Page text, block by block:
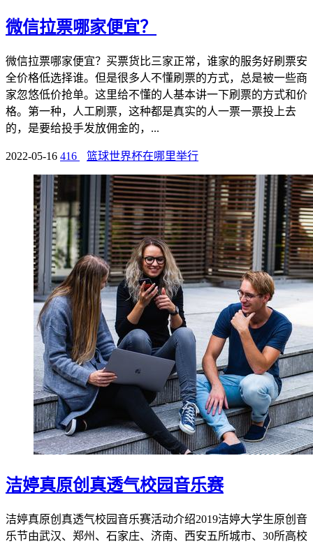
微信拉票哪家便宜？
微信拉票哪家便宜？买票货比三家正常，谁家的服务好刷票安
全价格低选择谁。但是很多人不懂刷票的方式，总是被一些商
家忽悠低价抢单。这里给不懂的人基本讲一下刷票的方式和价
格。第一种，人工刷票，这种都是真实的人一票一票投上去
的，是要给投手发放佣金的，...
2022-05-16 416 篮球世界杯在哪里举行
洁婷真原创真透气校园音乐赛
洁婷真原创真透气校园音乐赛活动介绍2019洁婷大学生原创音
乐节由武汉、郑州、石家庄、济南、西安五所城市、30所高校